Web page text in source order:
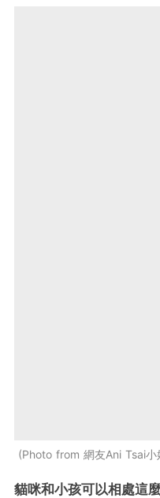
Photo from 網友Ani Tsai小
貓咪和小孩可以相處這